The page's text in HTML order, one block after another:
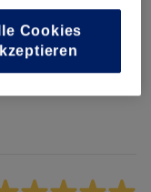
ab 10 €
Cookies